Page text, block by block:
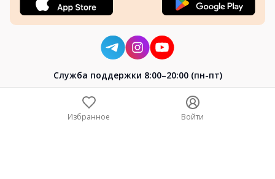
Cлужба поддержки 8:00–20:00 (пн-пт)
Избранное Войти